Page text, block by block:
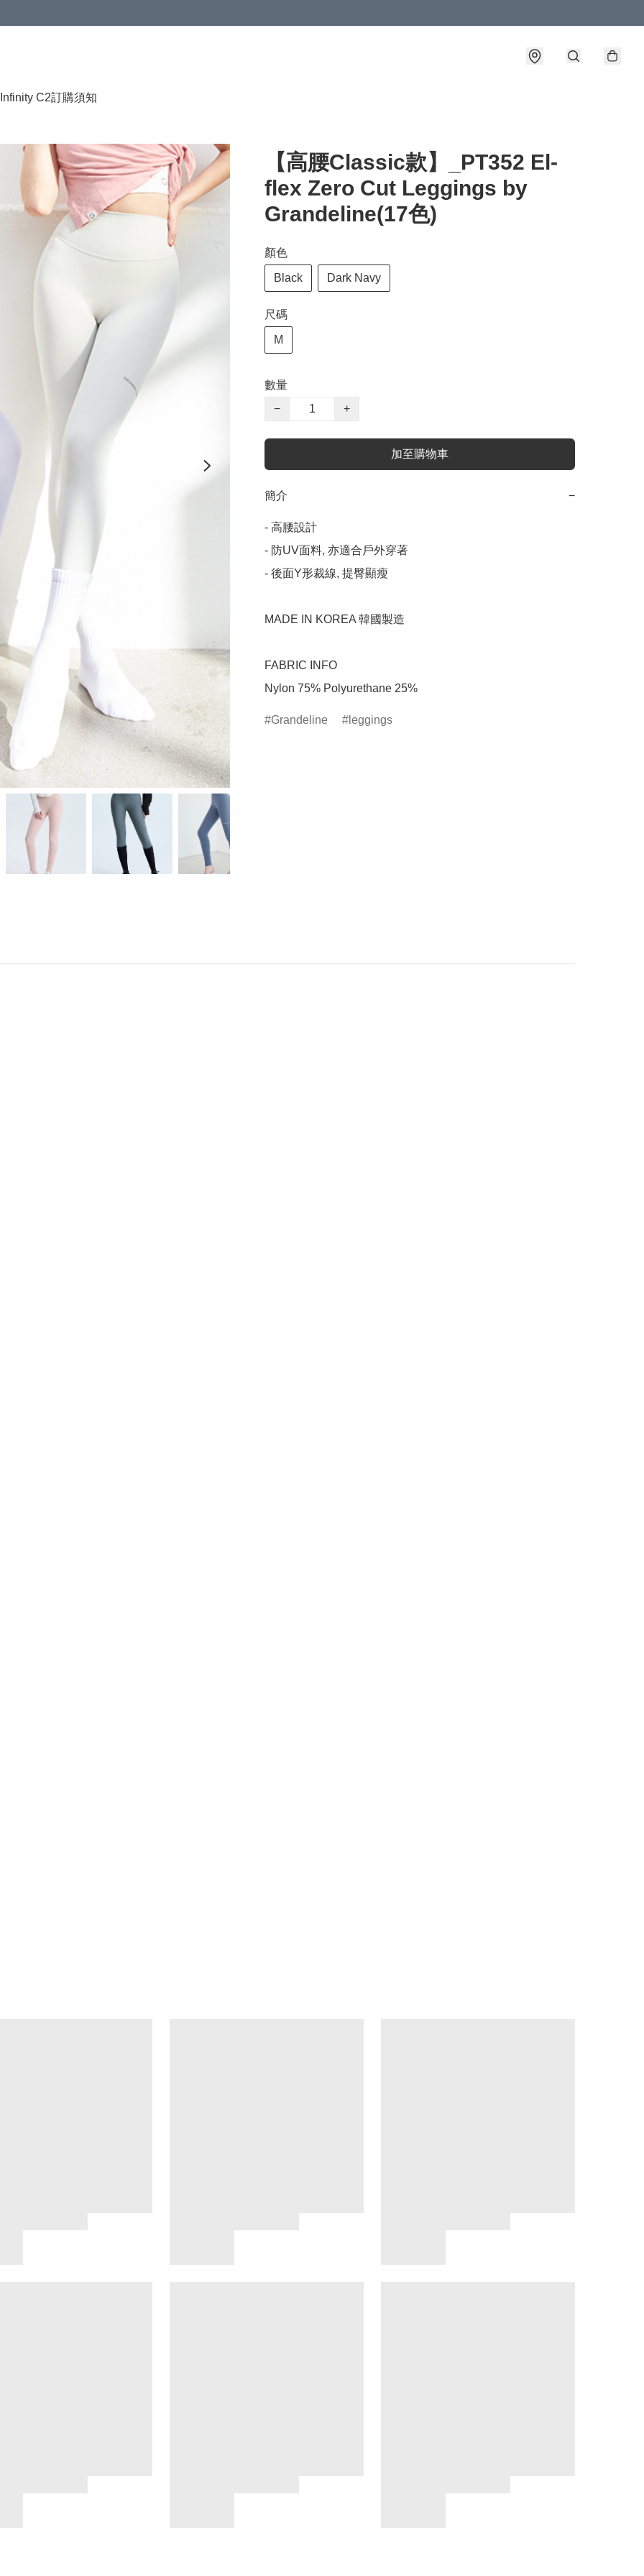
Infinity C2訂購須知
【高腰Classic款】_PT352 El-
flex Zero Cut Leggings by
Grandeline(17色)
顏色
Black Dark Navy
尺碼
M
數量
−
+
加至購物車
簡介 −
- 高腰設計
- 防UV面料, 亦適合戶外穿著
- 後面Y形裁線, 提臀顯瘦
MADE IN KOREA 韓國製造
FABRIC INFO
Nylon 75% Polyurethane 25%
Grandeline leggings